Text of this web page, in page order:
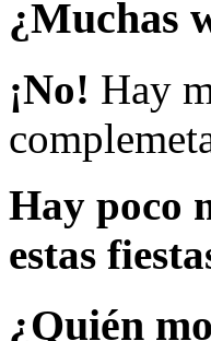
¿Muchas
¡No! Hay
Hay poco
estas
¿Quién